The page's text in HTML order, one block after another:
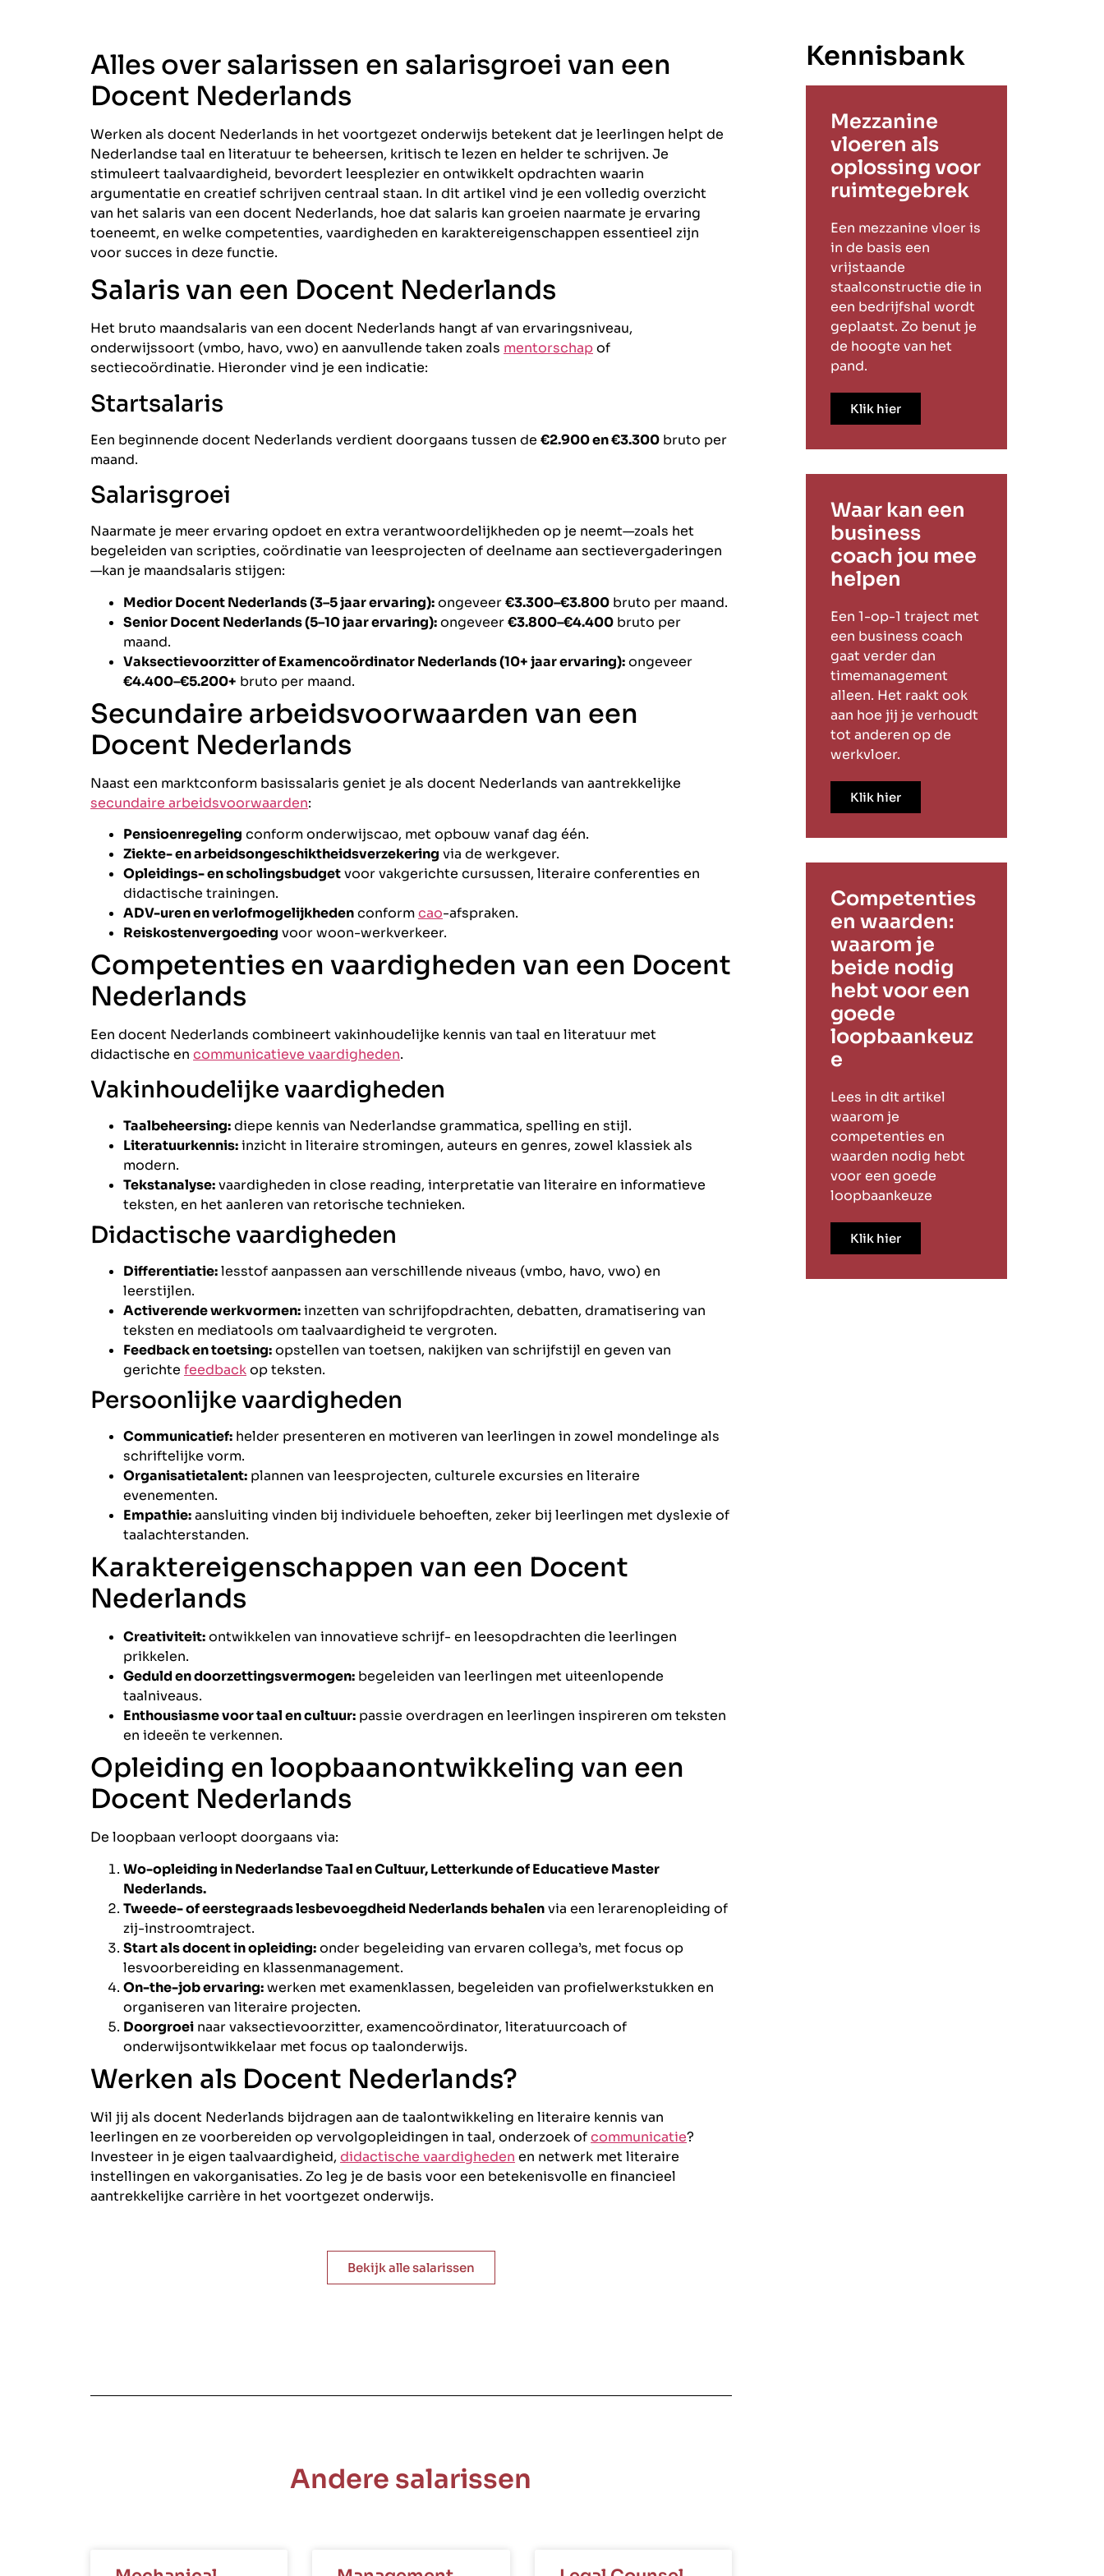
Alles over salarissen en salarisgroei van een
Docent Nederlands
Werken als docent Nederlands in het voortgezet onderwijs betekent dat je leerlingen helpt de
Nederlandse taal en literatuur te beheersen, kritisch te lezen en helder te schrijven. Je
stimuleert taalvaardigheid, bevordert leesplezier en ontwikkelt opdrachten waarin
argumentatie en creatief schrijven centraal staan. In dit artikel vind je een volledig overzicht
van het salaris van een docent Nederlands, hoe dat salaris kan groeien naarmate je ervaring
toeneemt, en welke competenties, vaardigheden en karaktereigenschappen essentieel zijn
voor succes in deze functie.
Salaris van een Docent Nederlands
Het bruto maandsalaris van een docent Nederlands hangt af van ervaringsniveau,
onderwijssoort (vmbo, havo, vwo) en aanvullende taken zoals mentorschapof
sectiecoördinatie. Hieronder vind je een indicatie:
Startsalaris
Een beginnende docent Nederlands verdient doorgaans tussen de €2.900 en €3.300 bruto per
maand.
Salarisgroei
Naarmate je meer ervaring opdoet en extra verantwoordelijkheden op je neemt—zoals het
begeleiden van scripties, coördinatie van leesprojecten of deelname aan sectievergaderingen
—kan je maandsalaris stijgen:
Medior Docent Nederlands (3–5 jaar ervaring):ongeveer€3.300–€3.800 bruto per maand.
Senior Docent Nederlands (5–10 jaar ervaring):ongeveer€3.800–€4.400 bruto per
maand.
Vaksectievoorzitter of Examencoördinator Nederlands (10+ jaar ervaring):ongeveer
€4.400–€5.200+ bruto per maand.
Secundaire arbeidsvoorwaarden van een
Docent Nederlands
Naast een marktconform basissalaris geniet je als docent Nederlands van aantrekkelijke
secundaire arbeidsvoorwaarden:
Pensioenregeling conform onderwijscao, met opbouw vanaf dag één.
Ziekte- en arbeidsongeschiktheidsverzekering via de werkgever.
Opleidings- en scholingsbudgetvoor vakgerichte cursussen, literaire conferenties en
didactische trainingen.
ADV-uren en verlofmogelijkhedenconformcao-afspraken.
Reiskostenvergoeding voor woon-werkverkeer.
Competenties en vaardigheden van een Docent
Nederlands
Een docent Nederlands combineert vakinhoudelijke kennis van taal en literatuur met
didactische en communicatieve vaardigheden.
Vakinhoudelijke vaardigheden
Taalbeheersing:diepe kennis van Nederlandse grammatica, spelling en stijl.
Literatuurkennis:inzicht in literaire stromingen, auteurs en genres, zowel klassiek als
modern.
Tekstanalyse:vaardigheden in close reading, interpretatie van literaire en informatieve
teksten, en het aanleren van retorische technieken.
Didactische vaardigheden
Differentiatie:lesstof aanpassen aan verschillende niveaus (vmbo, havo, vwo) en
leerstijlen.
Activerende werkvormen:inzetten van schrijfopdrachten, debatten, dramatisering van
teksten en mediatools om taalvaardigheid te vergroten.
Feedback en toetsing:opstellen van toetsen, nakijken van schrijfstijl en geven van
gerichte feedbackop teksten.
Persoonlijke vaardigheden
Communicatief: helder presenteren en motiveren van leerlingen in zowel mondelinge als
schriftelijke vorm.
Organisatietalent: plannen van leesprojecten, culturele excursies en literaire
evenementen.
Empathie:aansluiting vinden bij individuele behoeften, zeker bij leerlingen met dyslexie of
taalachterstanden.
Karaktereigenschappen van een Docent
Nederlands
Creativiteit:ontwikkelen van innovatieve schrijf- en leesopdrachten die leerlingen
prikkelen.
Geduld en doorzettingsvermogen: begeleiden van leerlingen met uiteenlopende
taalniveaus.
Enthousiasme voor taal en cultuur: passie overdragen en leerlingen inspireren om teksten
en ideeën te verkennen.
Opleiding en loopbaanontwikkeling van een
Docent Nederlands
De loopbaan verloopt doorgaans via:
Wo-opleiding in Nederlandse Taal en Cultuur, Letterkunde of Educatieve Master
Nederlands.
Tweede- of eerstegraads lesbevoegdheid Nederlands behalenvia een lerarenopleiding of
zij-instroomtraject.
Start als docent in opleiding:onder begeleiding van ervaren collega’s, met focus op
lesvoorbereiding en klassenmanagement.
On-the-job ervaring:werken met examenklassen, begeleiden van profielwerkstukken en
organiseren van literaire projecten.
Doorgroei naar vaksectievoorzitter, examencoördinator, literatuurcoach of
onderwijsontwikkelaar met focus op taalonderwijs.
Werken als Docent Nederlands?
Wil jij als docent Nederlands bijdragen aan de taalontwikkeling en literaire kennis van
leerlingen en ze voorbereiden op vervolgopleidingen in taal, onderzoek ofcommunicatie?
Investeer in je eigen taalvaardigheid, didactische vaardigheden en netwerk met literaire
instellingen en vakorganisaties. Zo leg je de basis voor een betekenisvolle en financieel
aantrekkelijke carrière in het voortgezet onderwijs.
Bekijk alle salarissen
Andere salarissen
Kennisbank
Mezzanine
vloeren als
oplossing voor
ruimtegebrek
Een mezzanine vloer is
in de basis een
vrijstaande
staalconstructie die in
een bedrijfshal wordt
geplaatst. Zo benut je
de hoogte van het
pand.
Klik hier
Waar kan een
business
coach jou mee
helpen
Een 1-op-1 traject met
een business coach
gaat verder dan
timemanagement
alleen. Het raakt ook
aan hoe jij je verhoudt
tot anderen op de
werkvloer.
Klik hier
Competenties
en waarden:
waarom je
beide nodig
hebt voor een
goede
loopbaankeuz
e
Lees in dit artikel
waarom je
competenties en
waarden nodig hebt
voor een goede
loopbaankeuze
Klik hier